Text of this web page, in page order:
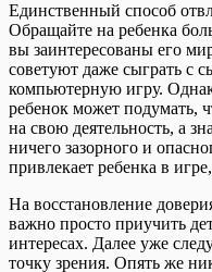
Единственный способ
Обращайте на ребенка
вы заинтересованы его
советуют даже сыграть
компьютерную игру.
ребенок может подумать,
на свою деятельность, а
ничего зазорного и
привлекает ребенка в
На восстановление
важно просто приучить
интересах. Далее уже
точку зрения. Опять же